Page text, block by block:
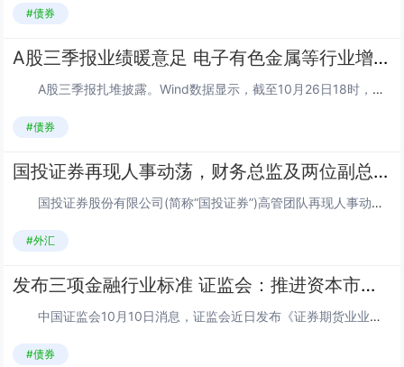
#债券
A股三季报业绩暖意足 电子有色金属等行业增长明显
A股三季报扎堆披露。Wind数据显示，截至10月26日18时，A股共有1311家上市公司已披露三季报，773家上市公司实现归属于上市公司股东的净利润同比增长，占比约为58.96%。从行业角度看，建筑材料、钢铁、电子、有色金属、电力设备、...
#债券
国投证券再现人事动荡，财务总监及两位副总同日离职
国投证券股份有限公司(简称“国投证券”)高管团队再现人事动荡。图片来源于网络，如有侵权，请联系删除 澎湃新闻记者获悉，12月18日下午，国投证券召开了会议，杨成省辞去公司财务总监职务，刘纯亮辞去公司副总经理、董事会秘书职务，魏峰申...
#外汇
发布三项金融行业标准 证监会：推进资本市场信息化数字化建设
中国证监会10月10日消息，证监会近日发布《证券期货业业务域数据元规范 第4部分：证券交易所》《证券期货业业务域数据元规范 第5部分：企业资产证券化业务》《期货公司监管数据采集规范 第2部分：资产管理业务》3项金融行业标准，自公布之日起...
#债券